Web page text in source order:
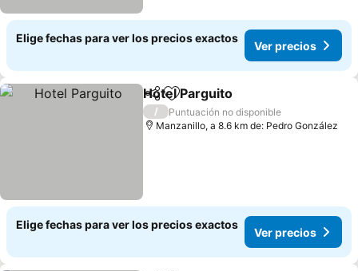
Elige fechas para ver los precios exactos
Ver precios
CompartirAgregar a favoritos
Hotel Parguito
/
Puntuación no disponible
Manzanillo, a 8.6 km de: Pedro González
Elige fechas para ver los precios exactos
Ver precios